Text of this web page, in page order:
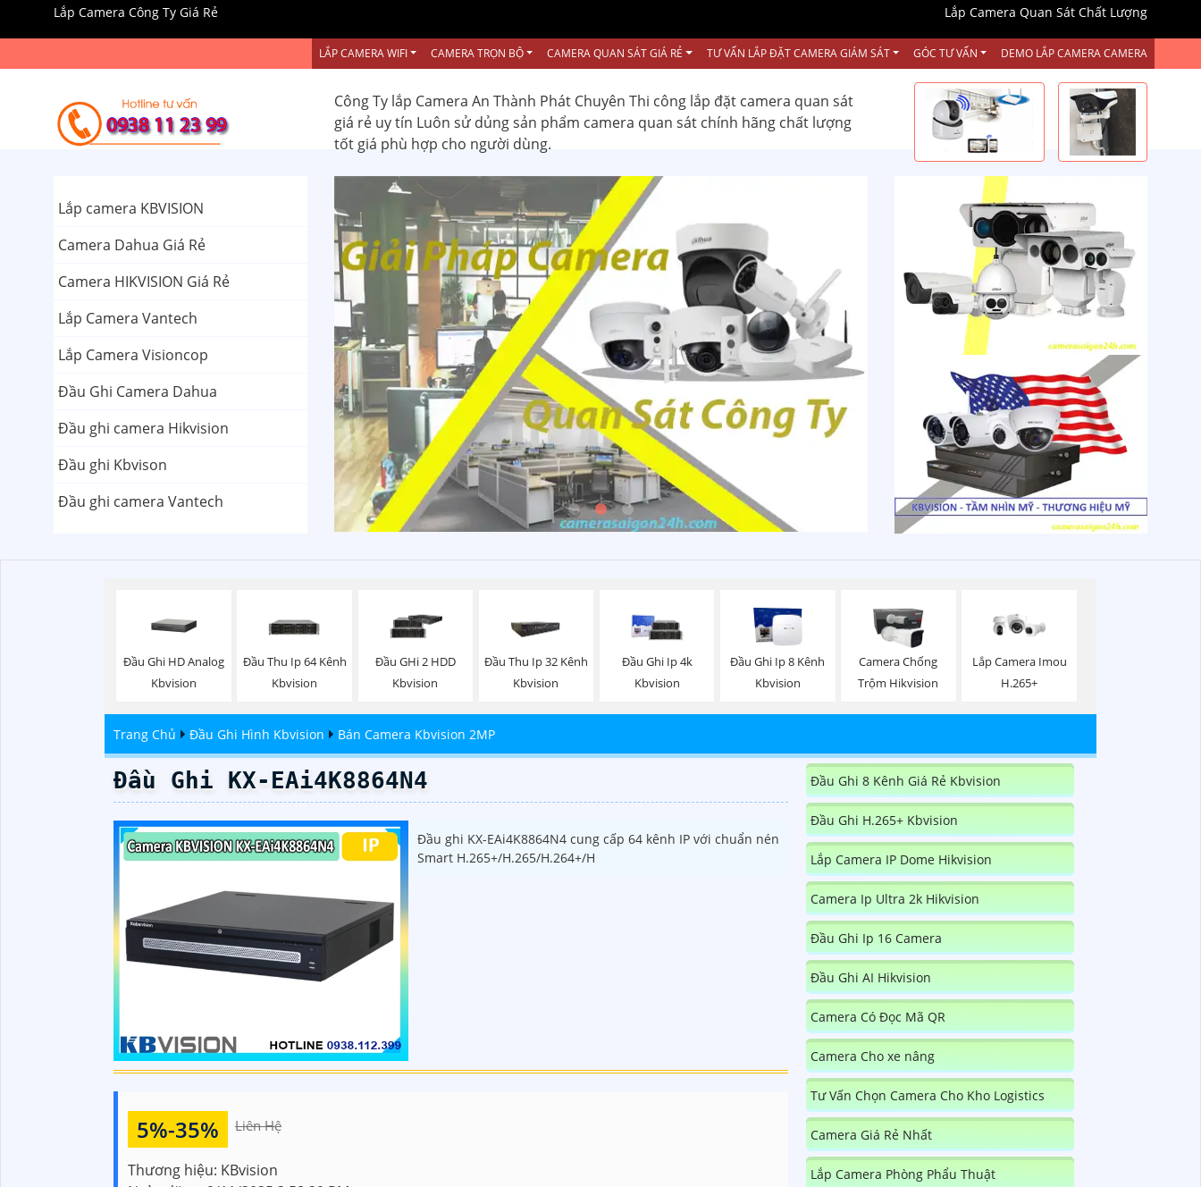
Lắp Camera Công Ty Giá Rẻ Lắp Camera Quan Sát Chất Lượng
LẮP CAMERA WIFI CAMERA TRỌN BỘ CAMERA QUAN SÁT GIÁ RẺ TƯ VẤN LẮP ĐẶT CAMERA GIÁM SÁT GÓC TƯ VẤN DEMO LẮP CAMERA CAMERA
Công Ty lắp Camera An Thành Phát Chuyên Thi công lắp đặt camera quan sát
giá rẻ uy tín Luôn sử dủng sản phẩm camera quan sát chính hãng chất lượng
tốt giá phù hợp cho người dùng.
Lắp camera KBVISION
Camera Dahua Giá Rẻ
Camera HIKVISION Giá Rẻ
Lắp Camera Vantech
Lắp Camera Visioncop
Đầu Ghi Camera Dahua
Đầu ghi camera Hikvision
Đầu ghi Kbvison
Đầu ghi camera Vantech
Đầu Ghi HD Analog
Kbvision
Đầu Thu Ip 64 Kênh
Kbvision
Đầu GHi 2 HDD
Kbvision
Đầu Thu Ip 32 Kênh
Kbvision
Đầu Ghi Ip 4k
Kbvision
Đầu Ghi Ip 8 Kênh
Kbvision
Camera Chống
Trộm Hikvision
Lắp Camera Imou
H.265+
Trang Chủ Đầu Ghi Hình Kbvision Bán Camera Kbvision 2MP
Đầu Ghi KX-EAi4K8864N4
Đầu ghi KX-EAi4K8864N4 cung cấp 64 kênh IP với chuẩn nén
Smart H.265+/H.265/H.264+/H
5%-35% Liên Hệ
Thương hiệu: KBvision
Đầu Ghi 8 Kênh Giá Rẻ Kbvision
Đầu Ghi H.265+ Kbvision
Lắp Camera IP Dome Hikvision
Camera Ip Ultra 2k Hikvision
Đầu Ghi Ip 16 Camera
Đầu Ghi AI Hikvision
Camera Có Đọc Mã QR
Camera Cho xe nâng
Tư Vấn Chọn Camera Cho Kho Logistics
Camera Giá Rẻ Nhất
Lắp Camera Phòng Phẩu Thuật